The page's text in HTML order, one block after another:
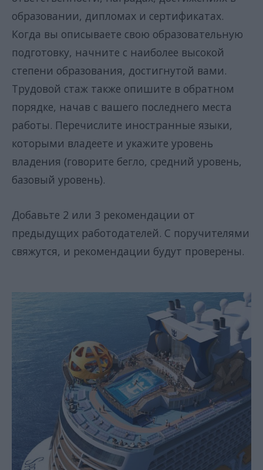
образовании, дипломах и сертификатах.
Когда вы описываете свою образовательную
подготовку, начните с наиболее высокой
степени образования, достигнутой вами.
Трудовой стаж также опишите в обратном
порядке, начав с вашего последнего места
работы. Перечислите иностранные языки,
которыми владеете и укажите уровень
владения (говорите бегло, средний уровень,
базовый уровень).
Добавьте 2 или 3 рекомендации от
предыдущих работодателей. С поручителями
свяжутся, и рекомендации будут проверены.